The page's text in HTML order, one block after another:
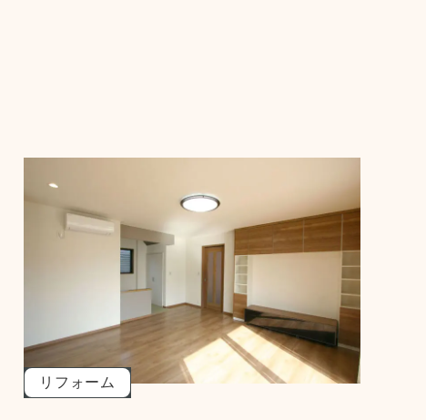
リフォーム